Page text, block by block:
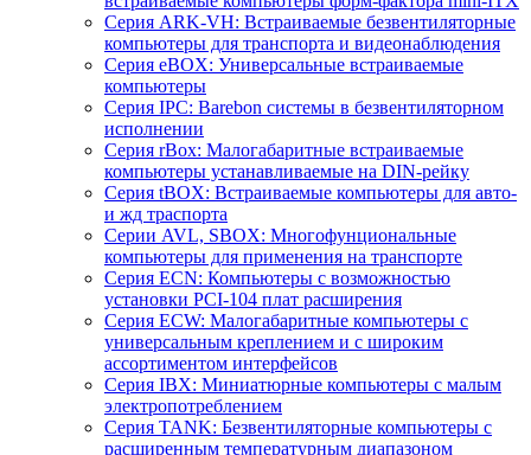
Серия ARK-VH: Встраиваемые безвентиляторные
компьютеры для транспорта и видеонаблюдения
Серия eBOX: Универсальные встраиваемые
компьютеры
Серия IPC: Barebon системы в безвентиляторном
исполнении
Серия rBox: Малогабаритные встраиваемые
компьютеры устанавливаемые на DIN-рейку
Серия tBOX: Встраиваемые компьютеры для авто-
и жд траспорта
Серии AVL, SBOX: Многофунциональные
компьютеры для применения на транспорте
Серия ECN: Компьютеры с возможностью
установки PCI-104 плат расширения
Серия ECW: Малогабаритные компьютеры с
универсальным креплением и с широким
ассортиментом интерфейсов
Серия IBX: Миниатюрные компьютеры с малым
электропотреблением
Серия TANK: Безвентиляторные компьютеры с
расширенным температурным диапазоном